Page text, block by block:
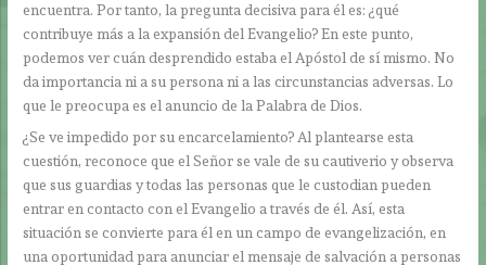
encuentra. Por tanto, la pregunta decisiva para él es: ¿qué
contribuye más a la expansión del Evangelio? En este punto,
podemos ver cuán desprendido estaba el Apóstol de sí mismo. No
da importancia ni a su persona ni a las circunstancias adversas. Lo
que le preocupa es el anuncio de la Palabra de Dios.
¿Se ve impedido por su encarcelamiento? Al plantearse esta
cuestión, reconoce que el Señor se vale de su cautiverio y observa
que sus guardias y todas las personas que le custodian pueden
entrar en contacto con el Evangelio a través de él. Así, esta
situación se convierte para él en un campo de evangelización, en
una oportunidad para anunciar el mensaje de salvación a personas